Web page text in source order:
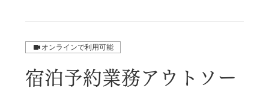
オンラインで利用可能
宿泊予約業務アウトソー